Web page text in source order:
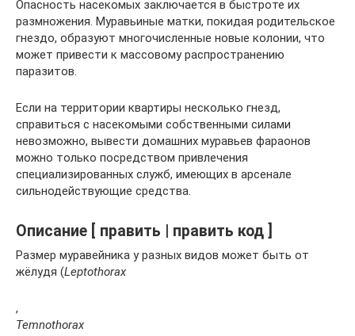
Опасность насекомых заключается в быстроте их
размножения. Муравьиные матки, покидая родительское
гнездо, образуют многочисленные новые колонии, что
может привести к массовому распространению
паразитов.
Если на территории квартиры несколько гнезд,
справиться с насекомыми собственными силами
невозможно, вывести домашних муравьев фараонов
можно только посредством привлечения
специализированных служб, имеющих в арсенале
сильнодействующие средства.
Описание [ править | править код ]
Размер муравейника у разных видов может быть от
жёлудя (Leptothorax
,
Temnothorax